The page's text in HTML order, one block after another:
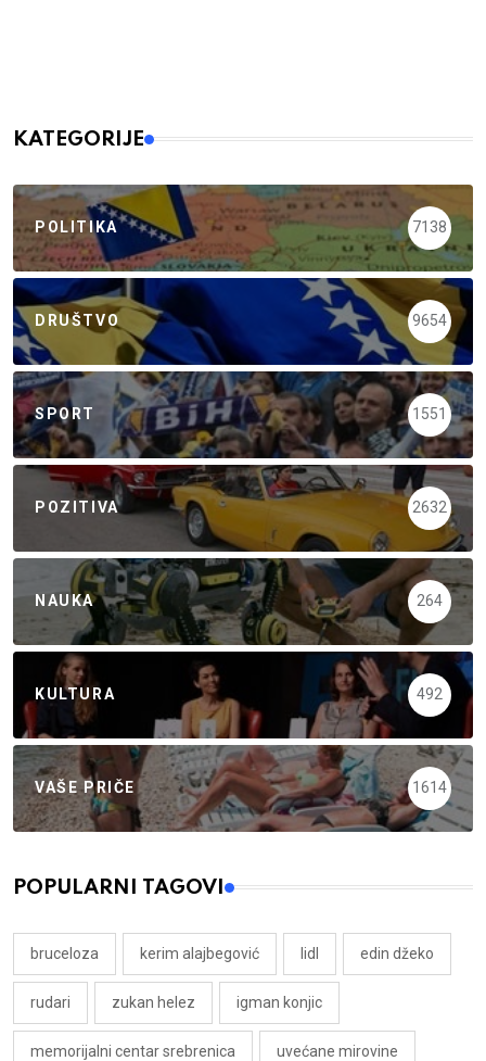
KATEGORIJE
POLITIKA 7138
DRUŠTVO 9654
SPORT 1551
POZITIVA 2632
NAUKA 264
KULTURA 492
VAŠE PRIČE 1614
POPULARNI TAGOVI
bruceloza kerim alajbegović lidl edin džeko
rudari zukan helez igman konjic
memorijalni centar srebrenica uvećane mirovine